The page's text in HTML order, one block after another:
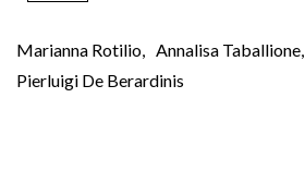
Marianna Rotilio, Annalisa Taballione,
Pierluigi De Berardinis